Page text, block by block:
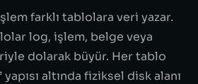
farklı tablolara veri yazar.
log, işlem, belge veya
dolarak büyür. Her tablo
altında fiziksel disk alanı